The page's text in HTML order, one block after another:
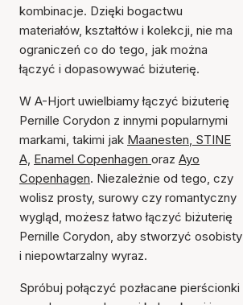
kombinacje. Dzięki bogactwu
materiałów, kształtów i kolekcji, nie ma
ograniczeń co do tego, jak można
łączyć i dopasowywać biżuterię.
W A-Hjort uwielbiamy łączyć biżuterię
Pernille Corydon z innymi popularnymi
markami, takimi jak Maanesten, STINE
A, Enamel Copenhagen oraz Ayo
Copenhagen. Niezależnie od tego, czy
wolisz prosty, surowy czy romantyczny
wygląd, możesz łatwo łączyć biżuterię
Pernille Corydon, aby stworzyć osobisty
i niepowtarzalny wyraz.
Spróbuj połączyć pozłacane pierścionki